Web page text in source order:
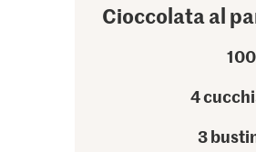
Cioccolata al
4
3